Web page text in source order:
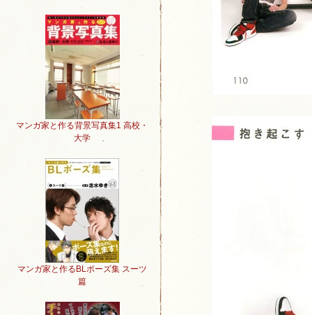
マンガ家と作る背景写真集1 高校・
大学
マンガ家と作るBLポーズ集 スーツ
篇